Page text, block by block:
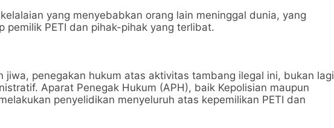
yang menyebabkan orang lain meninggal dunia, yang
pemilik PETI dan pihak-pihak yang terlibat.
jiwa, penegakan hukum atas aktivitas tambang ilegal ini, bukan lagi
Aparat Penegak Hukum (APH), baik Kepolisian maupun
penyelidikan menyeluruh atas kepemilikan PETI dan